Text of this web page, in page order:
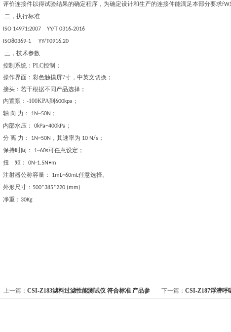
评价连接件以得试验结果的确定程序，为确定设计和生产的连接仲能满足本部分要求fW
二， 执行标准
ISO 14971:2007 YY/T 0316-2016
ISO80369-1 YY/T0916.20
三， 技术参数
控制系统：PLC控制；
操作界面：彩色触摸屏7寸，中英文切换；
接头：若干根据不同产品选择；
内置泵：-100KPA到 600kpa ；
轴 向 力： 1N~50N ；
内部水压：
0kPa~400kPa ；
分 离 力： 1N~50N ，其速率为 10 N/s ；
保持时间：
1~60s可任意设定；
扭
矩： 0N-1.5N•m
注射器公称容量： 1mL~60mL任意选择。
外形尺寸： 500*385*220 (mm)
净重： 30Kg
上一篇： CSI-Z183滤料过滤性能测试仪 符合标准 产品参 下一篇： CSI-Z187浮潜呼